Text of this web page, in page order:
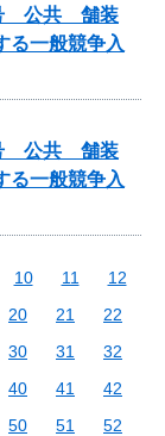
号 公共 舗装
る一般競争入
号 公共 舗装
る一般競争入
10 11
12
20 21
22
30 31
32
40 41
42
50 51
52